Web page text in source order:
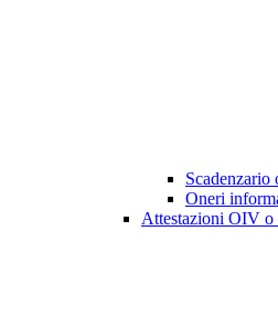
Oneri
Attestazioni OIV o